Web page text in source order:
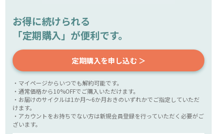
お得に続けられる
「定期購入」が便利です。
定期購入を申し込む ＞
・マイページからいつでも解約可能です。
・通常価格から10%OFFでご購入いただけます。
・お届けのサイクルは1か月～6か月おきのいずれかでご指定していただ
けます。
・アカウントをお持ちでない方は新規会員登録を行っていただく必要がご
ざいます。